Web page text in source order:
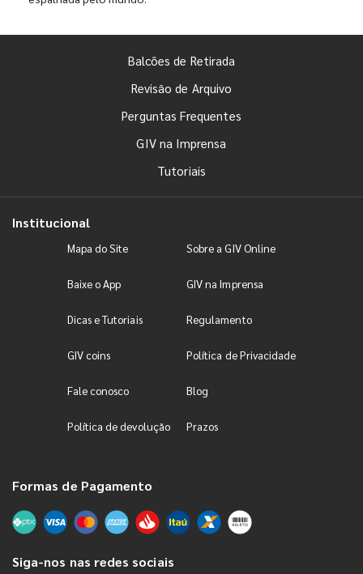
Balcões de Retirada
Revisão de Arquivo
Perguntas Frequentes
GIV na Imprensa
Tutoriais
Institucional
Mapa do Site Sobre a GIV Online
Baixe o App GIV na Imprensa
Dicas e Tutoriais Regulamento
GIV coins Política de Privacidade
Fale conosco Blog
Política de devolução Prazos
Formas de Pagamento
Siga-nos nas redes sociais